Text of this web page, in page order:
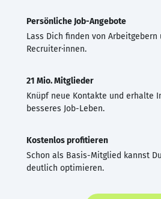
Persönliche Job-Angebote
Lass Dich finden von Arbeitgebern
Recruiter·innen.
21 Mio. Mitglieder
Knüpf neue Kontakte und erhalte
besseres Job-Leben.
Kostenlos profitieren
Schon als Basis-Mitglied kannst
deutlich optimieren.